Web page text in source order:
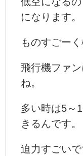
になります。
ものすごー
飛行機ファ
ね。
多い時は5～
きるんです。
迫力すごいで